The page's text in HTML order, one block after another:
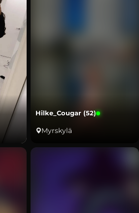
Hilke_Cougar (52)
Myrskylä